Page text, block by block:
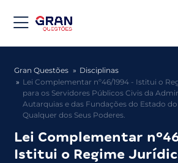
Gran Questões
Disciplinas
Lei Complementar nº46/1994 - Istitui o
para os Servidores Públicos Civis da
Autarquias e das Fundações do Estado
Qualquer dos Seus Poderes.
Lei Complementar
Istitui o Regime